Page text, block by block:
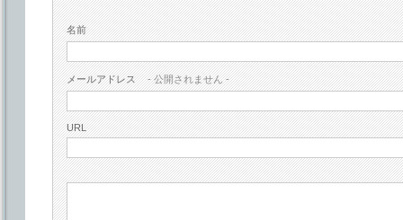
名前
メールアドレス - 公開されません -
URL